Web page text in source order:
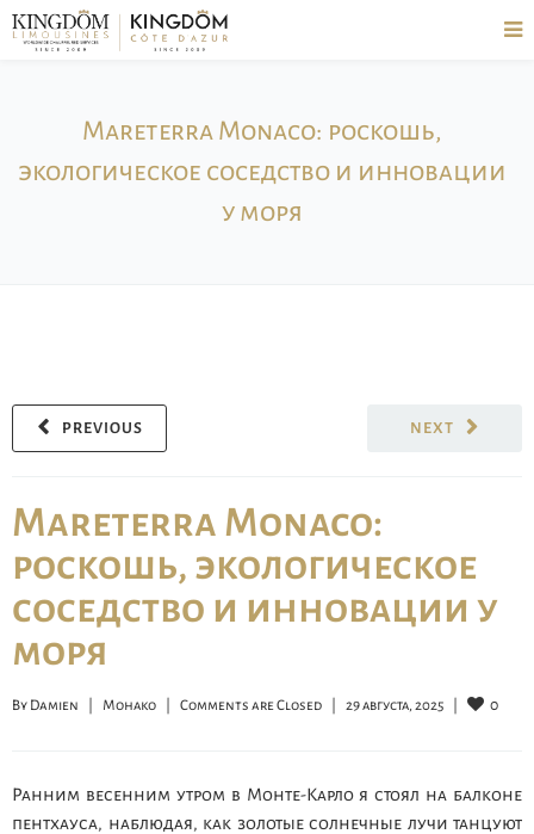
Mareterra Monaco: роскошь,
экологическое соседство и инновации
у моря
NEXT
PREVIOUS
Mareterra Monaco:
роскошь, экологическое
соседство и инновации у
моря
By Damien Монако Comments are Closed 29 августа, 2025 0
Ранним весенним утром в Монте-Карло я стоял на балконе
пентхауса, наблюдая, как золотые солнечные лучи танцуют